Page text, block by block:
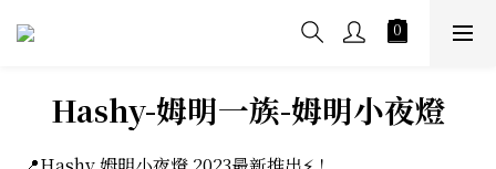
Hashy-姆明一族-姆明小夜燈